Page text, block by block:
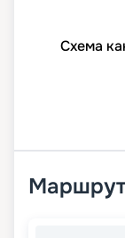
Схема